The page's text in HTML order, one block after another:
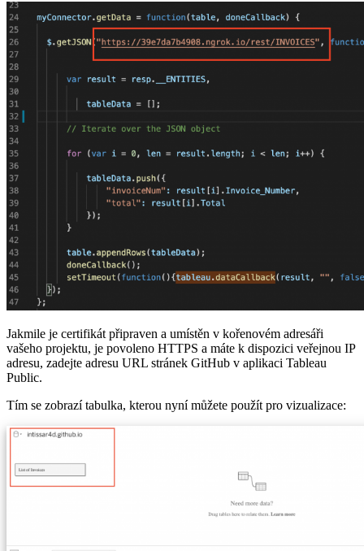
Jakmile je certifikát připraven a umístěn v kořenovém adresáři
vašeho projektu, je povoleno HTTPS a máte k dispozici veřejnou IP
adresu, zadejte adresu URL stránek GitHub v aplikaci Tableau
Public.
Tím se zobrazí tabulka, kterou nyní můžete použít pro vizualizace: